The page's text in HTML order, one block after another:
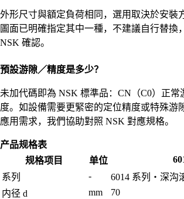
外形尺寸與額定負荷相同，選用取決於安裝
圖面已明確指定其中一種，不建議自行替換
NSK 確認。
預設游隙／精度是多少？
未加代碼即為 NSK 標準品：CN（C0）正常
度。如設備需要更緊密的定位精度或特殊游
應用需求，我們協助對照 NSK 對應規格。
产品规格表
规格项目
单位
系列
-
6014 系列・深沟
内径 d
mm
70